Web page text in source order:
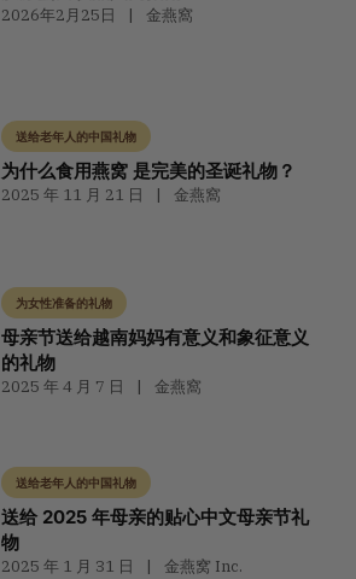
2026年2月25日 金燕窩
送给老年人的中国礼物
为什么食用燕窝 是完美的圣诞礼物？
2025 年 11 月 21 日 金燕窩
为女性准备的礼物
母亲节送给越南妈妈有意义和象征意义
的礼物
2025 年 4 月 7 日 金燕窩
送给老年人的中国礼物
送给 2025 年母亲的贴心中文母亲节礼
物
2025 年 1 月 31 日 金燕窝 Inc.